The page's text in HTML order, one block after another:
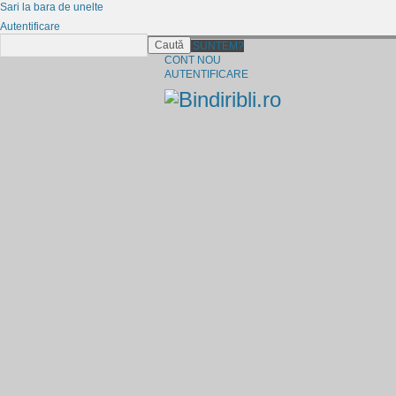
CINE SUNTEM?
CONT NOU
AUTENTIFICARE
Sari la bara de unelte
Autentificare
Caută